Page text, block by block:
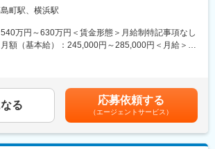
組織となります。男女問わず、事務・サポート組
応じて、担当領域や裁量を拡大していくことがで
内容：
くは自動車部品輸出及び三国貿易業務（海送・空送
くは自動車部品輸出業務に付随する業務全般（貿易
に応じた人事ローテーションによる異動がありま
・管理部門等）
町駅、横浜駅
万円～630万円＜賃金形態＞月給制特記事項なし
額（基本給）：245,000円～285,000円＜月給＞
に基づく■賞与：年2回（6月・12月）賃金はあくま
額であり、選考を通じて上下する可能性がありま
)は固定手当を含めた表記です。
る 応募依頼する
（エージェントサービス）